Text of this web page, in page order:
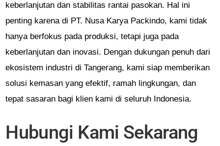
keberlanjutan dan stabilitas rantai pasokan. Hal ini
penting karena di PT. Nusa Karya Packindo, kami tidak
hanya berfokus pada produksi, tetapi juga pada
keberlanjutan dan inovasi. Dengan dukungan penuh dari
ekosistem industri di Tangerang, kami siap memberikan
solusi kemasan yang efektif, ramah lingkungan, dan
tepat sasaran bagi klien kami di seluruh Indonesia.
Hubungi Kami Sekarang